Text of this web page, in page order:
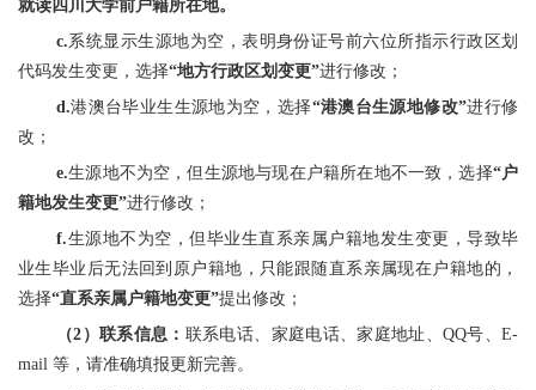
就读四川大学前户籍所在地。
c.系统显示生源地为空，表明身份证号前六位所指示行政区划
代码发生变更，选择“地方行政区划变更”进行修改；
d.港澳台毕业生生源地为空，选择“港澳台生源地修改”进行修
改；
e.生源地不为空，但生源地与现在户籍所在地不一致，选择“户
籍地发生变更”进行修改；
f.生源地不为空，但毕业生直系亲属户籍地发生变更，导致毕
业生毕业后无法回到原户籍地，只能跟随直系亲属现在户籍地的，
选择“直系亲属户籍地变更”提出修改；
（2）联系信息： 联系电话、家庭电话、家庭地址、QQ号、E-
mail 等，请准确填报更新完善。